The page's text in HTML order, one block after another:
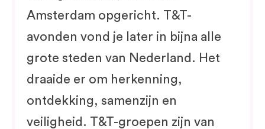
Amsterdam opgericht. T&T-
avonden vond je later in bijna alle
grote steden van Nederland. Het
draaide er om herkenning,
ontdekking, samenzijn en
veiligheid. T&T-groepen zijn van